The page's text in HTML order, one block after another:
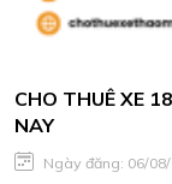
CHO THUÊ XE
NAY
Ngày đăng: 06/